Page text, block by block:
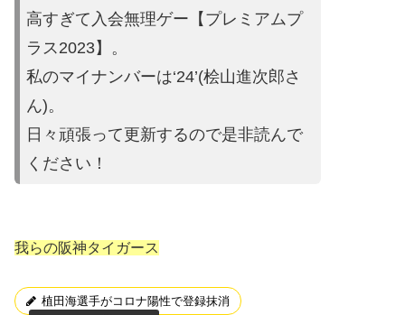
高すぎて入会無理ゲー【プレミ アムプ
ラス2023】。
私のマイナンバーは‘24’(桧山進次郎さ
ん)。
日々頑張って更新するので是非読んで
ください ！
我らの阪神タイガース
植田海選手がコロナ陽性で登録抹消